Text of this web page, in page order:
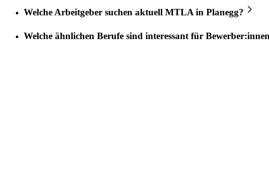
Welche Arbeitgeber suchen aktuell MTLA in Planegg?
Welche ähnlichen Berufe sind interessant für